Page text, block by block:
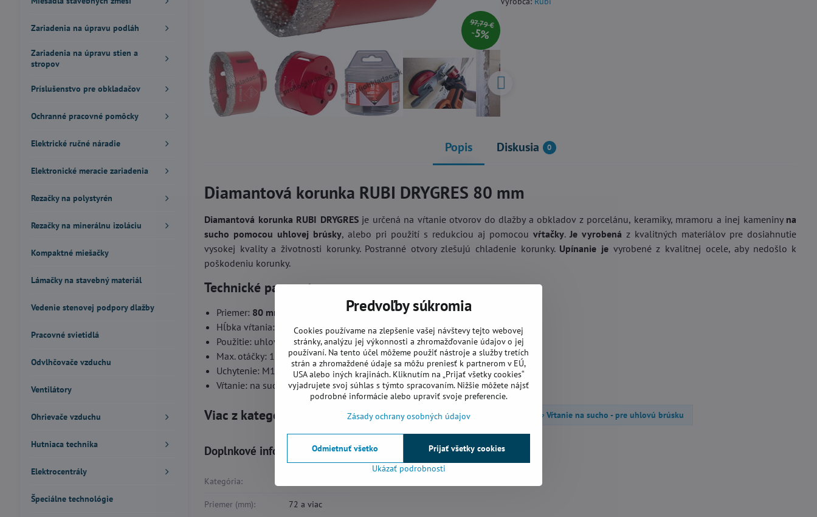
97,79 €
5%
Popis Diskusia 0
Diamantová korunka RUBI DRYGRES 80 mm
Diamantová korunka RUBI DRYGRESje určená na vŕtanie otvorov do dlažby a obkladov z porcelánu, keramiky, mramoru a inej kameniny na
sucho pomocou uhlovej brúsky, alebo pri použití s redukciou aj pomocouvŕtačky.Je vyrobená z kvalitných materiálov pre dosiahnutie
vysokej kvality a životnosti korunky. Postranné otvory zlešujú chladenie korunky. Upínanie je vyrobené z kvalitnej ocele, aby nedošlo k
poškodeniu korunky.
Technické parametre:
Priemer: 80 mm
Hĺbka vŕtania: 35 mm
Použitie: uhlová brúska
Max. otáčky: 14 000 ot./min.
Uchytenie: M14
Vŕtanie: na sucho
Viac z kategórie Diamantové vrtáky a korunky Vŕtanie na sucho Vŕtanie na sucho - pre uhlovú brúsku
Doplnkové informácie
Kategória:
Priemer (mm): 72 a viac
Zariadenia na úpravu podláh
Zariadenia na úpravu stien a
stropov
Príslušenstvo pre obkladačov
Ochranné pracovné pomôcky
Elektrické ručné náradie
Elektronické meracie zariadenia
Rezačky na polystyrén
Rezačky na minerálnu izoláciu
Kompaktné miešačky
Lámačky na stavebný materiál
Vedenie stenovej podpory dlažby
Pracovné svietidlá
Odvlhčovače vzduchu
Ventilátory
Ohrievače vzduchu
Hutniaca technika
Elektrocentrály
Špeciálne technológie
Predvoľby súkromia
Cookies používame na zlepšenie vašej návštevy tejto webovej
stránky, analýzu jej výkonnosti a zhromažďovanie údajov o jej
používaní. Na tento účel môžeme použiť nástroje a služby tretích
strán a zhromaždené údaje sa môžu preniesť k partnerom v EÚ,
USA alebo iných krajinách. Kliknutím na „Prijať všetky cookies“
vyjadrujete svoj súhlas s týmto spracovaním. Nižšie môžete nájsť
podrobné informácie alebo upraviť svoje preferencie.
Zásady ochrany osobných údajov
Ukázať podrobnosti
Prijať všetky cookies
Odmietnuť všetko